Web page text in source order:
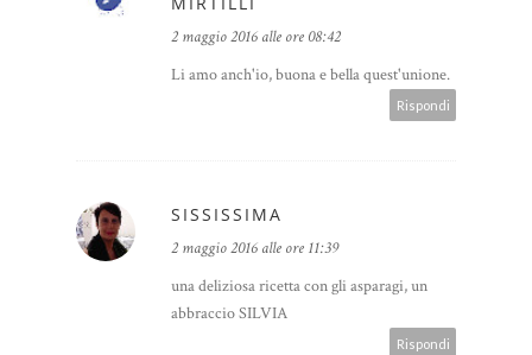
2 maggio 2016 alle ore 08:42
Li amo anch'io, buona e bella quest'unione.
Rispondi
SISSISSIMA
2 maggio 2016 alle ore 11:39
una deliziosa ricetta con gli asparagi, un
abbraccio SILVIA
Rispondi